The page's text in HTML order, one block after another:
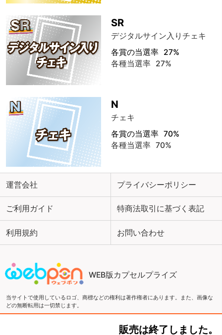
SR
デジタルサイン入りチェキ
各賞の当選率 27%
各種当選率 27%
N
チェキ
各賞の当選率 70%
各種当選率 70%
販売は終了しました。
運営会社 プライバシーポリシー
ご利用ガイド 特商法取引に基づく表記
利用規約 お問い合わせ
WEB版カプセルプライズ
当サイトで使用しているロゴ、商標などの権利は著作権者にあります。また、画像な
どの無断転用は一切禁じます。
Copyright ©2016 ウェブポン and ZEN Co., LTD. All Rights Reserved.